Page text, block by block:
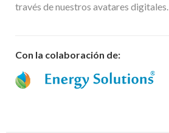
través de nuestros avatares digitales.
Con la colaboración de: